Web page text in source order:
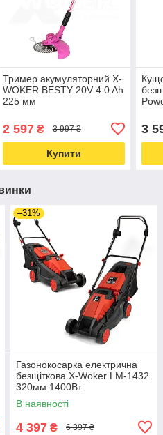
Тример акумуляторний X-
WOKER BESTY 20V 4.0 Ah
225 мм
2 597₴ 3 997 ₴
Купити
3
–31%
Газонокосарка електрична
безщіткова X-Woker LM-1432
320мм 1400Вт
В наявності
4 397 ₴ 6 397 ₴